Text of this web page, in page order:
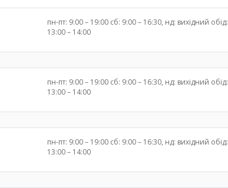
пн-пт: 9:00 – 19:00 сб: 9:00 – 16:30, нд: вихідний обід:
13:00 – 14:00
пн-пт: 9:00 – 19:00 сб: 9:00 – 16:30, нд: вихідний обід:
13:00 – 14:00
пн-пт: 9:00 – 19:00 сб: 9:00 – 16:30, нд: вихідний обід:
13:00 – 14:00